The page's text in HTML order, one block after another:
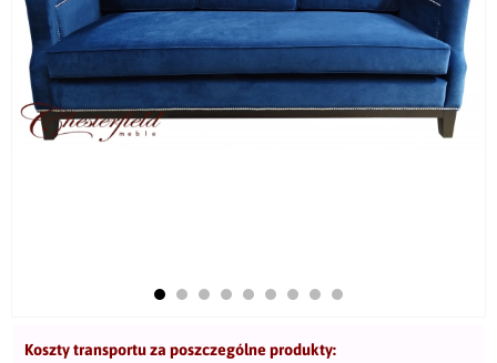
Koszty transportu za poszczególne produkty: